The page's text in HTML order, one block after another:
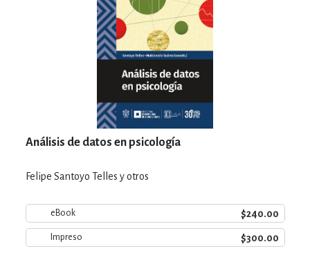
Análisis de datos en psicología
Felipe Santoyo Telles y otros
eBook $240.00
Impreso $300.00